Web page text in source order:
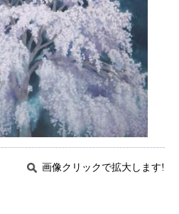
画像クリックで拡大します!